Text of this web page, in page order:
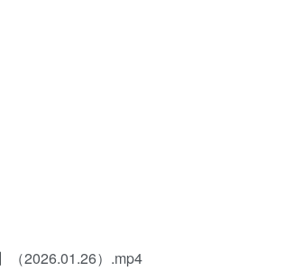
（2026.01.26）.mp4